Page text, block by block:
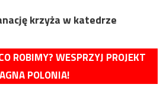
krzyża w katedrze
ROBIMY? WESPRZYJ PROJEKT
POLONIA!